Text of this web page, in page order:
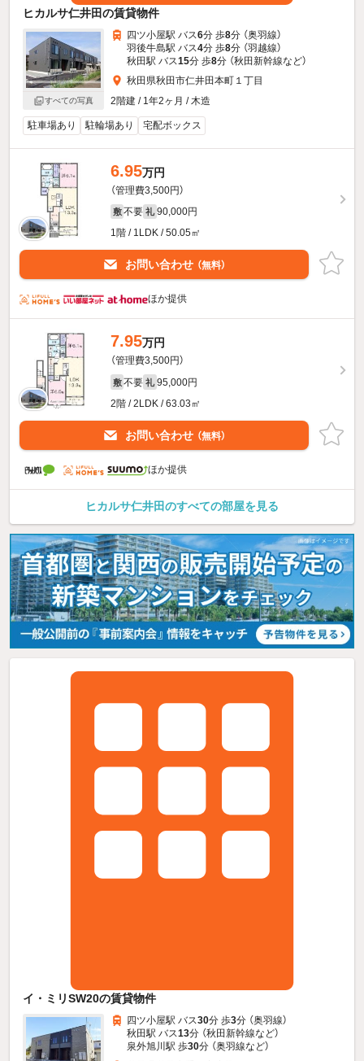
ヒカルサ仁井田の賃貸物件
すべての写真
四ツ小屋駅 バス6分 歩8分 （奥羽線）
羽後牛島駅 バス4分 歩8分 （羽越線）
秋田駅 バス15分 歩8分 （秋田新幹線など）
秋田県秋田市仁井田本町１丁目
2階建 / 1年2ヶ月 / 木造
駐車場あり 駐輪場あり 宅配ボックス
6.95万円
（管理費3,500円）
敷 不要 礼 90,000円
1階 / 1LDK / 50.05㎡
お問い合わせ （無料）
ほか提供
7.95万円
（管理費3,500円）
敷 不要 礼 95,000円
2階 / 2LDK / 63.03㎡
お問い合わせ （無料）
ほか提供
ヒカルサ仁井田のすべての部屋を見る
イ・ミリSW20の賃貸物件
四ツ小屋駅 バス30分 歩3分 （奥羽線）
秋田駅 バス13分 （秋田新幹線など）
泉外旭川駅 歩30分 （奥羽線など）